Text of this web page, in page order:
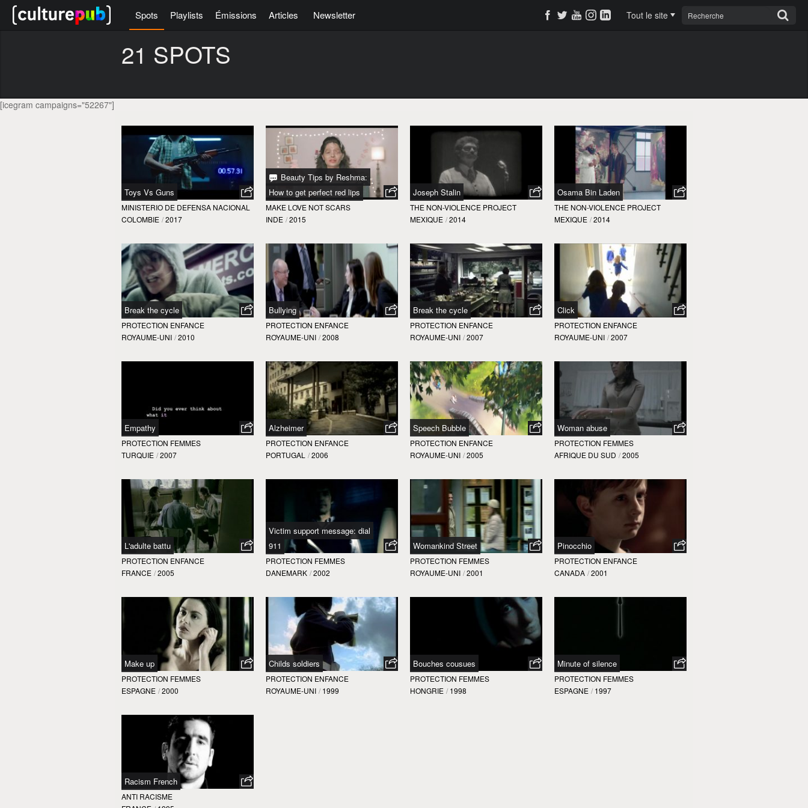
Spots Playlists Émissions Articles Newsletter Tout le site
21 SPOTS
[icegram campaigns="52267"]
Toys Vs Guns
MINISTERIO DE DEFENSA NACIONAL
COLOMBIE / 2017
Beauty Tips by Reshma:
How to get perfect red lips
MAKE LOVE NOT SCARS
INDE / 2015
Joseph Stalin
THE NON-VIOLENCE PROJECT
MEXIQUE / 2014
Osama Bin Laden
THE NON-VIOLENCE PROJECT
MEXIQUE / 2014
Break the cycle
PROTECTION ENFANCE
ROYAUME-UNI / 2010
Bullying
PROTECTION ENFANCE
ROYAUME-UNI / 2008
Break the cycle
PROTECTION ENFANCE
ROYAUME-UNI / 2007
Click
PROTECTION ENFANCE
ROYAUME-UNI / 2007
Empathy
PROTECTION FEMMES
TURQUIE / 2007
Alzheimer
PROTECTION ENFANCE
PORTUGAL / 2006
Speech Bubble
PROTECTION ENFANCE
ROYAUME-UNI / 2005
Woman abuse
PROTECTION FEMMES
AFRIQUE DU SUD / 2005
L'adulte battu
PROTECTION ENFANCE
FRANCE / 2005
Victim support message: dial
911
PROTECTION FEMMES
DANEMARK / 2002
Womankind Street
PROTECTION FEMMES
ROYAUME-UNI / 2001
Pinocchio
PROTECTION ENFANCE
CANADA / 2001
Make up
PROTECTION FEMMES
ESPAGNE / 2000
Childs soldiers
PROTECTION ENFANCE
ROYAUME-UNI / 1999
Bouches cousues
PROTECTION FEMMES
HONGRIE / 1998
Minute of silence
PROTECTION FEMMES
ESPAGNE / 1997
Racism French
ANTI RACISME